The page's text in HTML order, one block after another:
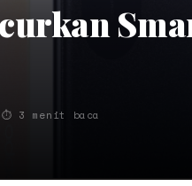
⏱ 3 menit baca